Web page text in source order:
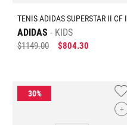
TENIS ADIDAS SUPERSTAR II CF I
ADIDAS KIDS
$1149.00 $804.30
+